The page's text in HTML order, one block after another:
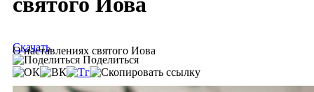
О наставлениях святого Иова
Скачать
Поделиться